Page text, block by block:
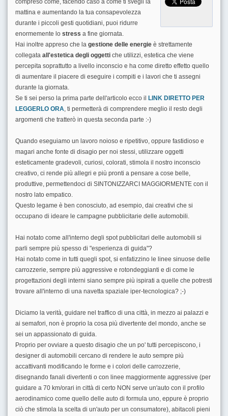
compreso come, facendo caso a come ti svegli la
mattina e aumentando la tua consapevolezza
durante i piccoli gesti quotidiani, puoi ridurre
enormemente lo stress a fine giornata.
Hai inoltre appreso che la gestione delle energie è strettamente
collegata all'estetica degli oggetti che utilizzi, estetica che viene
percepita soprattutto a livello inconscio e ha come diretto effetto quello
di aumentare il piacere di eseguire i compiti e i lavori che ti assegni
durante la giornata.
Se ti sei perso la prima parte dell'articolo ecco il
LINK DIRETTO PER
LEGGERLO ORA, ti permetterà di comprendere meglio il resto degli
argomenti che tratterò in questa seconda parte :-)
Quando eseguiamo un lavoro noioso e ripetitivo, oppure fastidioso e
magari anche fonte di disagio per noi stessi, utilizzare oggetti
esteticamente gradevoli, curiosi, colorati, stimola il nostro inconscio
creativo, ci rende più allegri e più pronti a pensare a cose belle,
produttive, permettendoci di SINTONIZZARCI MAGGIORMENTE con il
nostro lato empatico.
Questo legame è ben conosciuto, ad esempio, dai creativi che si
occupano di ideare le campagne pubblicitarie delle automobili.
Hai notato come all'interno degli spot pubblicitari delle automobili si
parli sempre più spesso di "esperienza di guida"?
Hai notato come in tutti quegli spot, si enfatizzino le linee sinuose delle
carrozzerie, sempre più aggressive e rotondeggianti e di come le
progettazioni degli interni siano sempre più ispirati a quelle che potresti
trovare all'interno di una navetta spaziale iper-tecnologica? ;-)
Diciamo la verità, guidare nel traffico di una città, in mezzo ai palazzi e
ai semafori, non è proprio la cosa più divertente del mondo, anche se
sei un appassionato di guida.
Proprio per ovviare a questo disagio che un po' tutti percepiscono, i
designer di automobili cercano di rendere le auto sempre più
accattivanti modificando le forme e i colori delle carrozzerie,
disegnando fanali divertenti o con linee maggiormente aggressive (per
guidare a 70 km/orari in città di certo NON serve un'auto con il profilo
aerodinamico come quello delle auto di formula uno, eppure è proprio
ciò che stimola la scelta di un'auto per un consumatore), abitacoli pieni